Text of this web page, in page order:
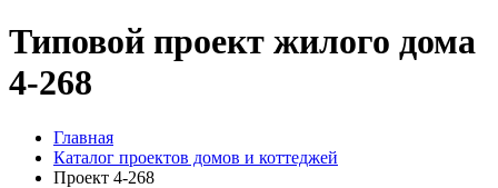
Типовой проект жилого дома
4-268
Главная
Каталог проектов домов и коттеджей
Проект 4-268